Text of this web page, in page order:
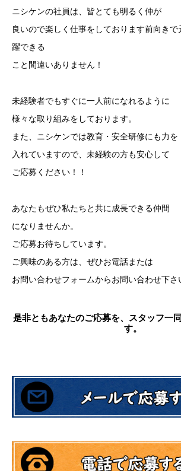
ニシケンの社員は、皆とても明るく仲が
良いので楽しく仕事をしております前向き
躍できる
こと間違いありません！
未経験者でもすぐに一人前になれるように
様々な取り組みをしております。
また、ニシケンでは教育・安全研修にも力を
入れていますので、未経験の方も安心して
ご応募ください！！
あなたもぜひ私たちと共に成長できる仲間
になりませんか。
ご応募お待ちしています。
ご興味のある方は、ぜひお電話または
お問い合わせフォームからお問い合わせ下さ
是非ともあなたのご応募を、スタッフ一
す。